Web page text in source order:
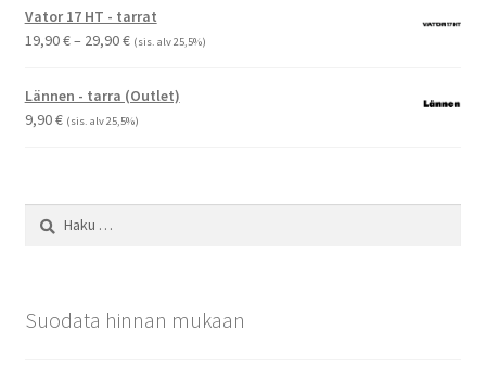
Vator 17 HT - tarrat
19,90€– 29,90€Hintaluokka:
-
29,90 €
(sis. alv 25,5%)
Lännen - tarra (Outlet)
9,90€ (sis. alv 25,5%)
Suodata hinnan mukaan